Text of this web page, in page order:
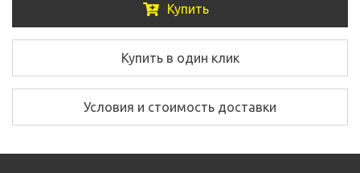
Купить
Купить в один клик
Условия и стоимость доставки